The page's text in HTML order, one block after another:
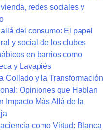
redes sociales y
allá del consumo: El papel
y social de los clubes
en barrios como
y Lavapiés
Collado y la Transformación
Opiniones que Hablan
Impacto Más Allá de la
como Virtud: Blanca